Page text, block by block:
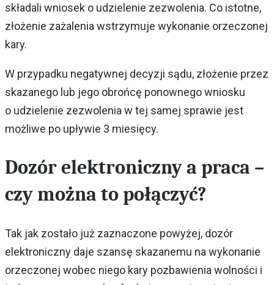
składali wniosek o udzielenie zezwolenia. Co istotne,
złożenie zażalenia wstrzymuje wykonanie orzeczonej
kary.
W przypadku negatywnej decyzji sądu, złożenie przez
skazanego lub jego obrońcę ponownego wniosku
o udzielenie zezwolenia w tej samej sprawie jest
możliwe po upływie 3 miesięcy.
Dozór elektroniczny a praca –
czy można to połączyć?
Tak jak zostało już zaznaczone powyżej, dozór
elektroniczny daje szansę skazanemu na wykonanie
orzeczonej wobec niego kary pozbawienia wolności i